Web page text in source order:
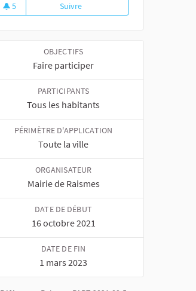
5
5 abonnés
SuivreLe marathon des idées
OBJECTIFS
Faire participer
PARTICIPANTS
Tous les habitants
PÉRIMÈTRE D'APPLICATION
Toute la ville
ORGANISATEUR
Mairie de Raismes
DATE DE DÉBUT
16 octobre 2021
DATE DE FIN
1 mars 2023